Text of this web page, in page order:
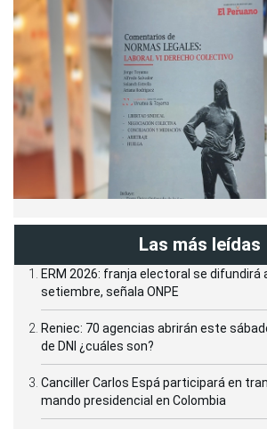
Las más leídas
ERM 2026: franja electoral se difundirá
setiembre, señala ONPE
Reniec: 70 agencias abrirán este
de DNI ¿cuáles son?
Canciller Carlos Espá participará en
mando presidencial en Colombia